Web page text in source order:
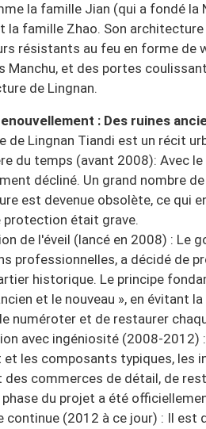
la famille Jian (qui a fondé la
la famille Zhao. Son
résistants au feu en forme de
Manchu, et des portes
de Lingnan.
: Des ruines
de Lingnan Tiandi est un récit
du temps (avant 2008): Avec
décliné. Un grand nombre
est devenue obsolète, ce qui
protection était grave.
de l'éveil (lancé en 2008) : Le
professionnelles, a décidé de
historique. Le principe
et le nouveau », en évitant
numéroter et de restaurer
avec ingéniosité (2008-2012)
et les composants typiques, les
commerces de détail, de
phase du projet a été
continue (2012 à ce jour) : Il